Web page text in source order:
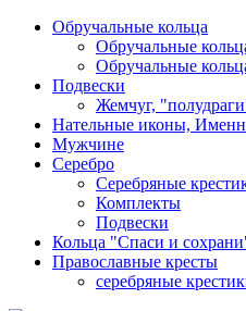
Обручальные кольца
Обручальные
Обручальные
Подвески
Жемчуг,
Нательные иконы,
Мужчине
Серебро
Серебряные
Комплекты
Подвески
Кольца "Спаси и
Православные кресты
cеребряные